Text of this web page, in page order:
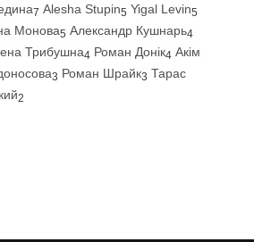
7 Alesha Stupin5 Yigal Levin5
Монова5 Александр Кушнарь4
Трибушна4 Роман Донік4 Акім
3 Роман Шрайк3 Тарас
2